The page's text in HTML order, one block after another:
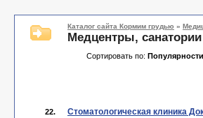
Каталог сайта Кормим грудью »
Медцентры, санатории
Сортировать по: Популярности
22. Стоматологическая клиника